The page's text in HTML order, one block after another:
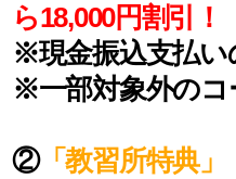
ら18,000円割引！
※現金振込支払い
※一部対象外のコ
②「教習所特典」